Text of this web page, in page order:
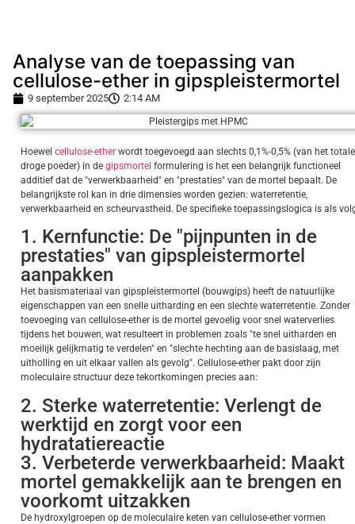
Analyse van de toepassing van
cellulose-ether in gipspleistermortel
9 september 2025 2:14 AM
Hoewel cellulose-ether wordt toegevoegd aan slechts 0,1%-0,5% (van het totale
droge poeder) in de gipsmortel formulering is het een belangrijk functioneel
additief dat de "verwerkbaarheid" en "prestaties" van de mortel bepaalt. De
belangrijkste rol kan in drie dimensies worden gezien: waterretentie,
verwerkbaarheid en scheurvastheid. De specifieke toepassingslogica is als
1. Kernfunctie: De "pijnpunten in de
prestaties" van gipspleistermortel
aanpakken
Het basismateriaal van gipspleistermortel (bouwgips) heeft de natuurlijke
eigenschappen van een snelle uitharding en een slechte waterretentie. Zonder
toevoeging van cellulose-ether is de mortel gevoelig voor snel waterverlies
tijdens het bouwen, wat resulteert in problemen zoals "te snel uitharden en
moeilijk gelijkmatig te verdelen" en "slechte hechting aan de basislaag, met
uitholling en uit elkaar vallen als gevolg". Cellulose-ether pakt door zijn
moleculaire structuur deze tekortkomingen precies aan:
2. Sterke waterretentie: Verlengt de
werktijd en zorgt voor een
hydratatiereactie
3. Verbeterde verwerkbaarheid: Maakt
mortel gemakkelijk aan te brengen en
voorkomt uitzakken
De hydroxylgroepen op de moleculaire keten van cellulose-ether vormen